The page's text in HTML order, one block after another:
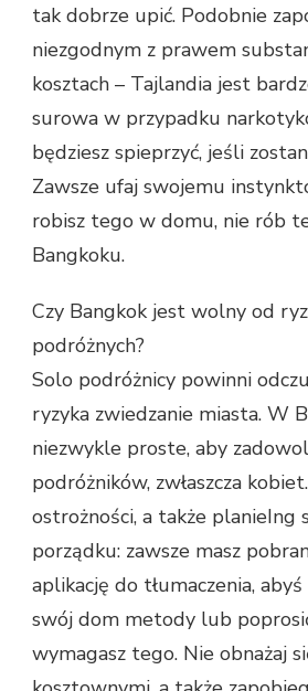
tak dobrze upić. Podobnie
niezgodnym z prawem
kosztach – Tajlandia jest
surowa w przypadku
będziesz spieprzyć, jeśli
Zawsze ufaj swojemu
robisz tego w domu, nie rób
Bangkoku.
Czy Bangkok jest wolny od
podróżnych?
Solo podróżnicy powinni
ryzyka zwiedzanie miasta. W
niezwykle proste, aby
podróżników, zwłaszcza
ostrożności, a także planieIng
porządku: zawsze masz
aplikację do tłumaczenia,
swój dom metody lub
wymagasz tego. Nie obnażaj